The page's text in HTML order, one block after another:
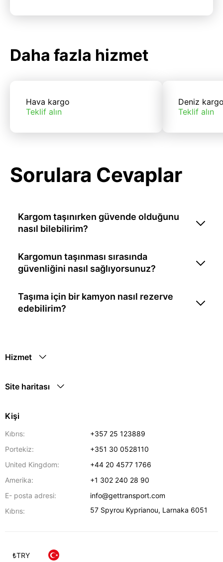
Daha fazla hizmet
Hava kargo
Teklif alın
Deniz
Teklif alın
Sorulara Cevaplar
Kargom taşınırken güvende olduğunu
nasıl bilebilirim?
Kargomun taşınması sırasında
güvenliğini nasıl sağlıyorsunuz?
Taşıma için bir kamyon nasıl rezerve
edebilirim?
Hizmet
Site haritası
Kişi
Kıbrıs:
+357 25 123889
Portekiz:
+351 30 0528110
United Kingdom:
+44 20 4577 1766
Amerika:
+1 302 240 28 90
E- posta adresi:
info@gettransport.com
Kıbrıs:
57 Spyrou Kyprianou, Larnaka 6051
₺TRY